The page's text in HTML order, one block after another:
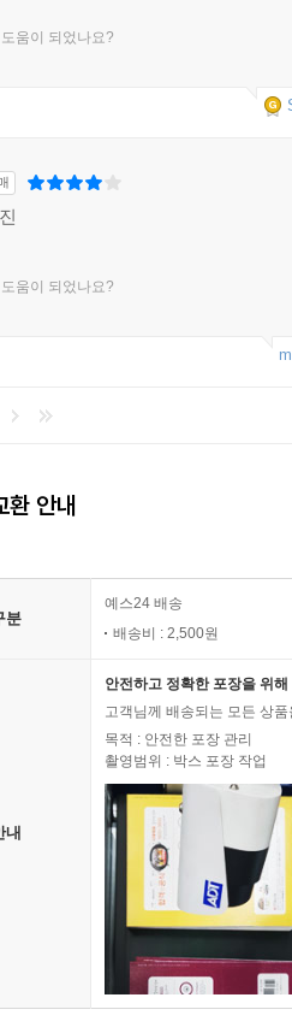
움이 되었나요?
움이 되었나요?
안내
분
예스24 배송
배송비 : 2,500원
내
안전하고 정확한 포장을 위
고객님께 배송되는 모든 상
목적 : 안전한 포장 관리
촬영범위 : 박스 포장 작업